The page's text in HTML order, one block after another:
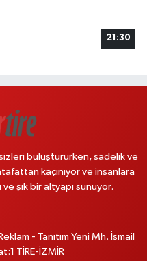
21:30
buluştururken, sadelik ve
kaçınıyor ve insanlara
şık bir altyapı sunuyor.
- Tanıtım Yeni Mh. İsmail
TİRE-İZMİR